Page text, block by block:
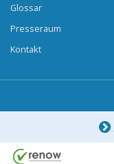
Glossar
Presseraum
Kontakt